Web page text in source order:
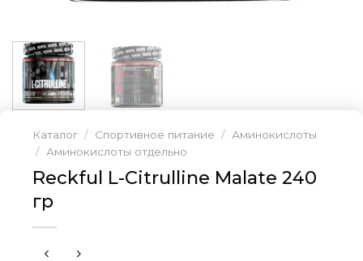
Каталог / Спортивное питание / Аминокислоты
/ Аминокислоты отдельно
Reckful L-Citrulline Malate 240
гр